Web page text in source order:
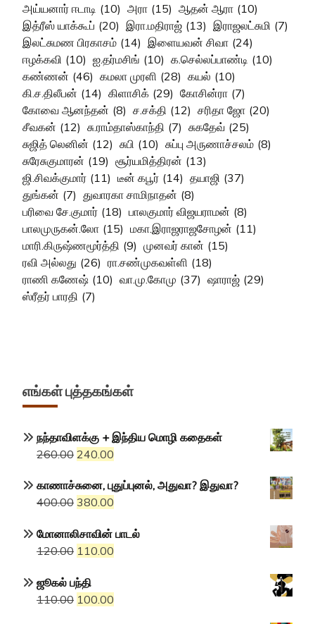
அய்யனார் ஈடாடி (10) அரா (15) ஆதன் ஆரா (10)
இத்ரீஸ் யாக்கூப் (20) இரா.மதிராஜ் (13) இராஜலட்சுமி (7)
இலட்சுமண பிரகாசம் (14) இளையவன் சிவா (24)
ஈழக்கவி (10) ஐ.தர்மசிங் (10) க.செல்லப்பாண்டி (10)
கண்ணன் (46) கமலா முரளி (28) கயல் (10)
கி.ச.திலீபன் (14) கிளாசிக் (29) கோசின்ரா (7)
கோவை ஆனந்தன் (8) ச.சக்தி (12) சரிதா ஜோ (20)
சீவகன் (12) சு.ராம்தாஸ்காந்தி (7) சுகதேவ் (25)
சுஜித் லெனின் (12) சுபி (10) சுப்பு அருணாச்சலம் (8)
சுரேசுகுமாரன் (19) சூர்யமித்திரன் (13)
ஜி.சிவக்குமார் (11) டீன் கபூர் (14) தயாஜி (37)
துங்கன் (7) துவாரகா சாமிநாதன் (8)
பரிவை சே.குமார் (18) பாலகுமார் விஜயராமன் (8)
பாலமுருகன்.லோ (15) மகா.இராஜராஜசோழன் (11)
மாரி.கிருஷ்ணமூர்த்தி (9) முனவர் கான் (15)
ரவி அல்லது (26) ரா.சண்முகவள்ளி (18)
ராணி கணேஷ் (10) வா.மு.கோமு (37) ஷாராஜ் (29)
ஸ்ரீதர் பாரதி (7)
எங்கள் புத்தகங்கள்
நந்தாவிளக்கு + இந்திய மொழி கதைகள்
260.00 Original
was:
₹260.00.
240.00
is:
காணாச்சுனை, புதுப்புனல், அதுவா? இதுவா?
400.00 Original
was:
₹400.00.
380.00
is:
மோனாலிசாவின் பாடல்
120.00 Original
was:
₹120.00.
110.00
ஜூகல் பந்தி
110.00 Original
100.00